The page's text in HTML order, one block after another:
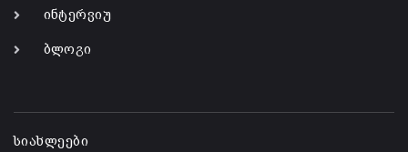
ინტერვიუ
ბლოგი
სიახლეები